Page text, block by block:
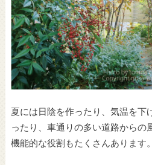
夏には日陰を作ったり、気温を下
ったり、車通りの多い道路からの
機能的な役割もたくさんあります。